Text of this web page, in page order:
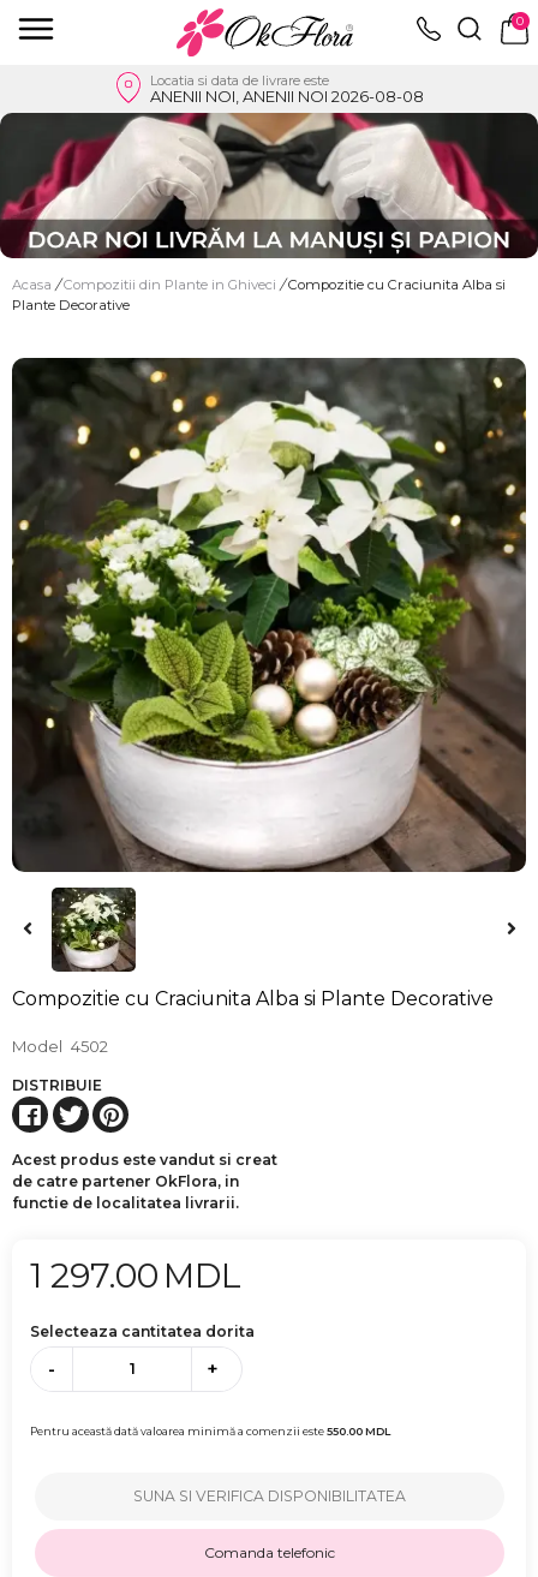
0
Locatia si data de livrare este
ANENII NOI, ANENII NOI 2026-08-08
Acasa / Compozitii din Plante in Ghiveci / Compozitie cu Craciunita Alba si
Plante Decorative
Compozitie cu Craciunita Alba si Plante Decorative
Model 4502
DISTRIBUIE
Acest produs este vandut si creat
de catre partener OkFlora, in
functie de localitatea livrarii.
1 297.00 MDL
Selecteaza cantitatea dorita
- +
Pentru această dată valoarea minimă a comenzii este550.00MDL
SUNA SI VERIFICA DISPONIBILITATEA
Comanda telefonic